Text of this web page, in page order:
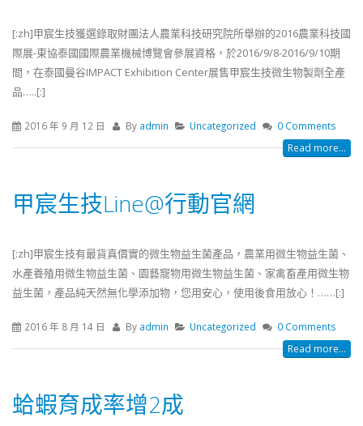
[:zh]甲宸生技獲選錄取財團法人農業科技研究院所舉辦的2016農業科技國
際展-東協泰國國際農業機械博覽會參展資格，於2016/9/8-2016/9/10期
間，在泰國曼谷IMPACT Exhibition Center展售甲宸生技微生物製劑全產
品…..[:]
2016 年 9 月 12 日 By admin Uncategorized 0 Comments
Read more...
甲宸生技Line@行動官網
[:zh]甲宸生技有最貨真價實的微生物益生菌產品，農業用微生物益生菌、
水產養殖用微生物益生菌、園藝寵物用微生物益生菌、家禽畜產用微生物
益生菌，產品純天然無化學添加物，您用安心，使用後食用放心！……[:]
2016 年 8 月 14 日 By admin Uncategorized 0 Comments
Read more...
蛤蝦育成率增2成